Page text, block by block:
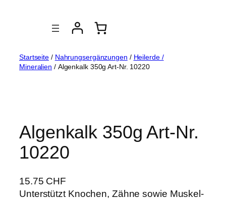
Startseite / Nahrungsergänzungen / Heilerde /
Mineralien / Algenkalk 350g Art-Nr. 10220
Algenkalk 350g Art-Nr.
10220
15.75 CHF
Unterstützt Knochen, Zähne sowie Muskel-